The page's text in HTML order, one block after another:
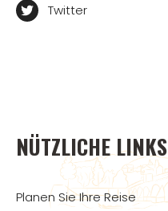
Twitter
NÜTZLICHE LINKS
Planen Sie Ihre Reise